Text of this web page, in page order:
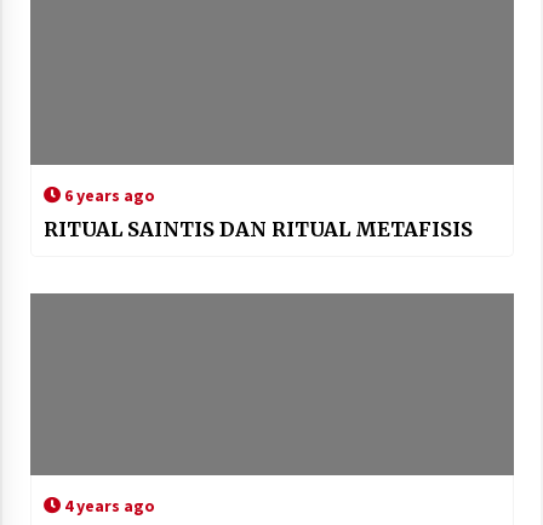
6 years ago
RITUAL SAINTIS DAN RITUAL METAFISIS
4 years ago